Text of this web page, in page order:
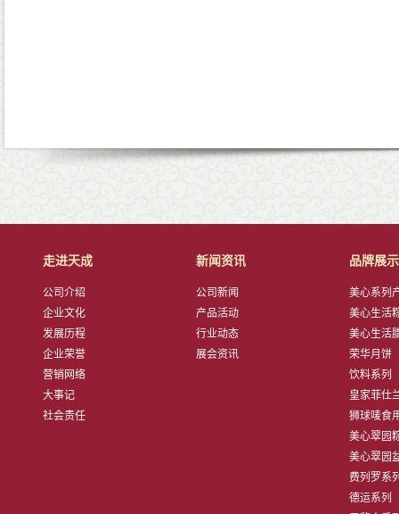
走进天成
公司介绍
企业文化
发展历程
企业荣誉
营销网络
大事记
社会责任
新闻资讯
公司新闻
产品活动
行业动态
展会资讯
品牌展示
美心系列
美心生活
美心生活
荣华月饼
饮料系列
皇家菲仕
狮球唛食
美心翠园
美心翠园
费列罗系
德运系列